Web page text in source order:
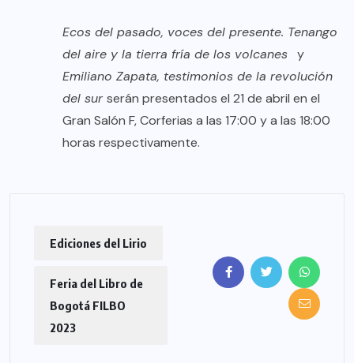
Ecos del pasado, voces del presente. Tenango
del aire y la tierra fría de los volcanes y
Emiliano Zapata, testimonios de la revolución
del surserán presentados el 21 de abril en el
Gran Salón F, Corferias a las 17:00 y a las 18:00
horas respectivamente.
Ediciones del Lirio
Feria del Libro de
Bogotá FILBO
2023